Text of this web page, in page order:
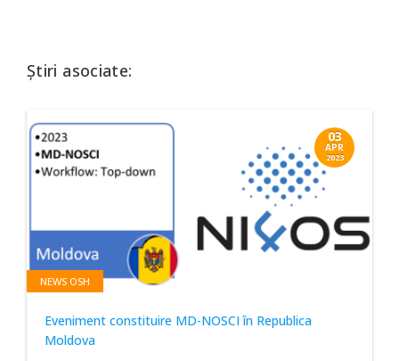
Știri asociate:
03
APR
2023
NEWS OSH
Eveniment constituire MD-NOSCI în Republica
Moldova